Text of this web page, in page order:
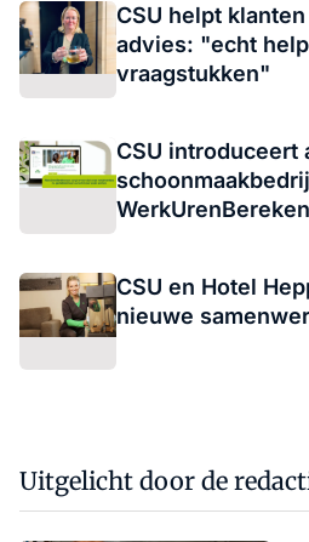
CSU helpt
advies: "echt
vraagstukken"
CSU introduceert
CSU en Hotel
nieuwe
Uitgelicht door de